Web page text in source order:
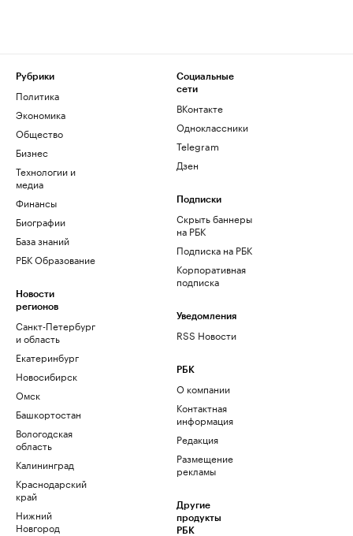
Рубрики
Политика
Экономика
Общество
Бизнес
Технологии и
медиа
Финансы
Биографии
База знаний
РБК Образование
Новости
регионов
Санкт-Петербург
и область
Екатеринбург
Новосибирск
Омск
Башкортостан
Вологодская
область
Калининград
Краснодарский
край
Нижний
Новгород
Социальные
сети
ВКонтакте
Одноклассники
Telegram
Дзен
Подписки
Скрыть баннеры
на РБК
Подписка на РБК
Корпоративная
подписка
Уведомления
RSS Новости
РБК
О компании
Контактная
информация
Редакция
Размещение
рекламы
Другие
продукты
РБК